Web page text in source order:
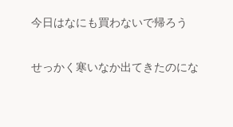
今日はなにも買わないで帰ろう
せっかく寒いなか出てきたのにな